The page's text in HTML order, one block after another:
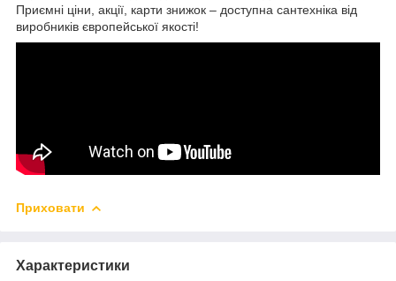
Приємні ціни, акції, карти знижок – доступна сантехніка від
виробників європейської якості!
Приховати
Характеристики